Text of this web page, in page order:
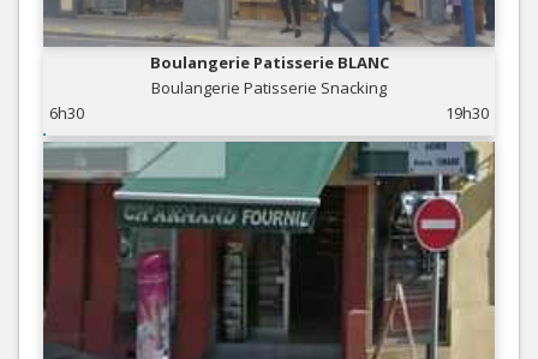
Boulangerie Patisserie BLANC
Boulangerie Patisserie Snacking
6h30
19h30